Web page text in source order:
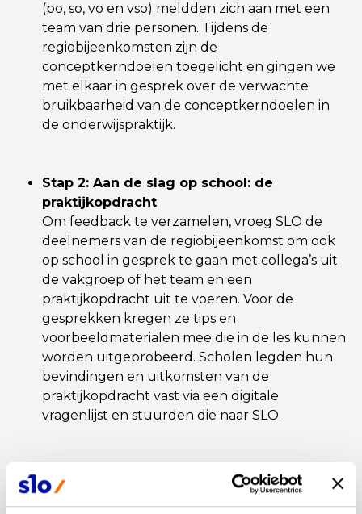
(po, so, vo en vso) meldden zich aan met een
team van drie personen. Tijdens de
regiobijeenkomsten zijn de
conceptkerndoelen toegelicht en gingen we
met elkaar in gesprek over de verwachte
bruikbaarheid van de conceptkerndoelen in
de onderwijspraktijk.
Stap 2: Aan de slag op school: de
praktijkopdracht
Om feedback te verzamelen, vroeg SLO de
deelnemers van de regiobijeenkomst om ook
op school in gesprek te gaan met collega’s uit
de vakgroep of het team en een
praktijkopdracht uit te voeren. Voor de
gesprekken kregen ze tips en
voorbeeldmaterialen mee die in de les kunnen
worden uitgeprobeerd. Scholen legden hun
bevindingen en uitkomsten van de
praktijkopdracht vast via een digitale
vragenlijst en stuurden die naar SLO.
Stap 3: Uitkomsten regiobijeenkomsten en
praktijkopdrachten bundelen en